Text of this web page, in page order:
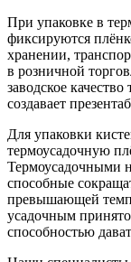
При упаковке в
фиксируются
хранении,
в розничной
заводское
создавает
Для упаковки
термоусадочную
Термоусадочными
способные
превышающей
усадочным
способностью